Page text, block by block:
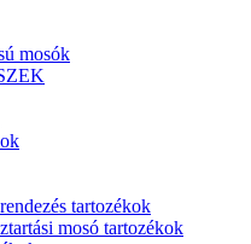
mosók
tartozékok
mosó tartozékok